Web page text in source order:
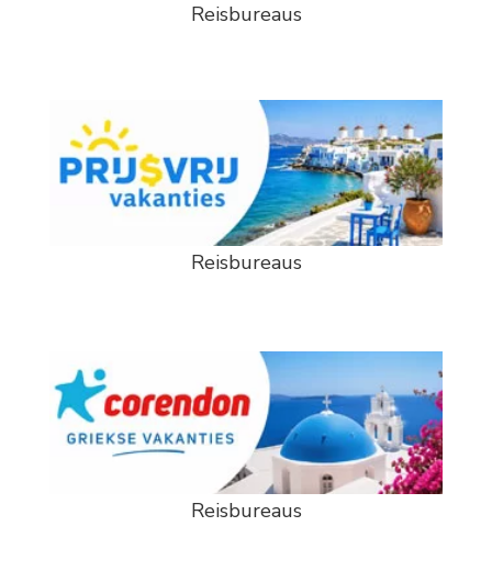
Reisbureaus
Reisbureaus
Reisbureaus